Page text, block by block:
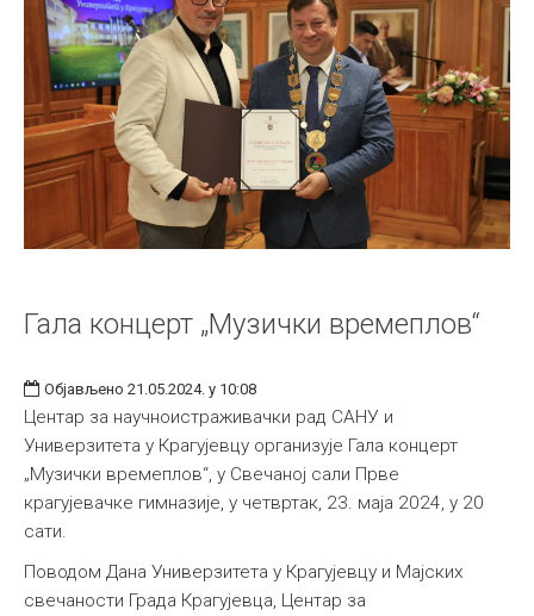
Гала концерт „Музички времеплов“
Објављено 21.05.2024. у 10:08
Центар за научноистраживачки рад САНУ и
Универзитета у Крагујевцу организује Гала концерт
„Музички времеплов“, у Свечаној сали Прве
крагујевачке гимназије, у четвртак, 23. маја 2024, у 20
сати.
Поводом Дана Универзитета у Крагујевцу и Мајских
свечаности Града Крагујевца, Центар за